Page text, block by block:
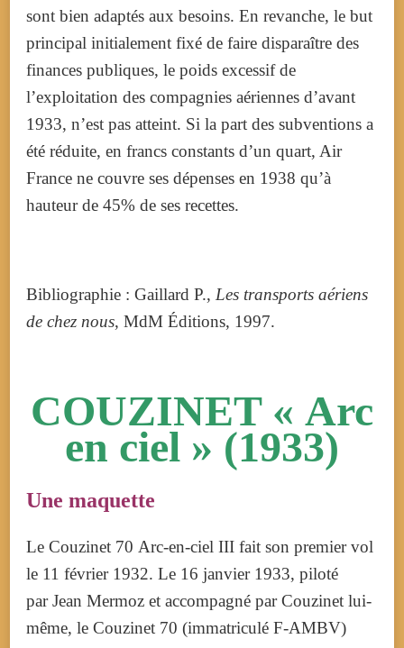
sont bien adaptés aux besoins. En revanche, le but
principal initialement fixé de faire disparaître des
finances publiques, le poids excessif de
l’exploitation des compagnies aériennes d’avant
1933, n’est pas atteint. Si la part des subventions a
été réduite, en francs constants d’un quart, Air
France ne couvre ses dépenses en 1938 qu’à
hauteur de 45% de ses recettes.
Bibliographie : Gaillard P., Les transports aériens
de chez nous, MdM Éditions, 1997.
COUZINET « Arc
en ciel » (1933)
Une maquette
Le Couzinet 70 Arc-en-ciel III fait son premier vol
le 11 février 1932. Le 16 janvier 1933, piloté
par Jean Mermoz et accompagné par Couzinet lui-
même, le Couzinet 70 (immatriculé F-AMBV)